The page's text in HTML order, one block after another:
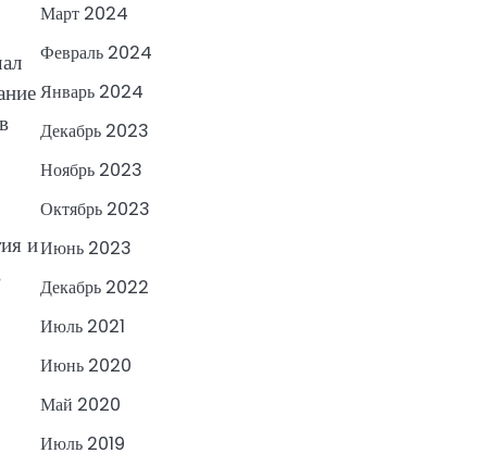
и
Март 2024
Февраль 2024
Январь 2024
Декабрь 2023
Ноябрь 2023
Октябрь 2023
Июнь 2023
Декабрь 2022
Июль 2021
Июнь 2020
Май 2020
Июль 2019